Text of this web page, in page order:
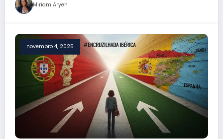
Miriam Aryeh
novembro 4, 2025